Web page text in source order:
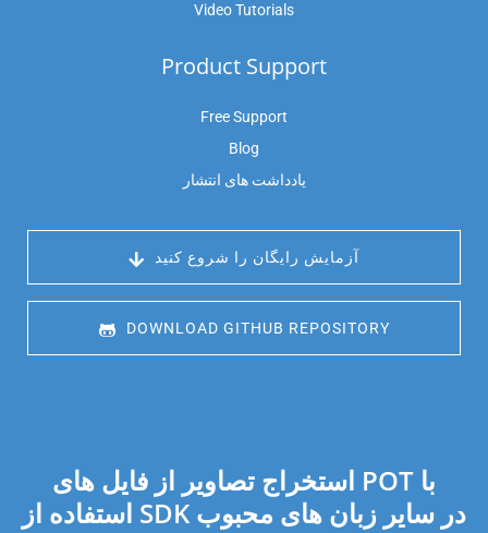
Video Tutorials
Product Support
Free Support
Blog
یادداشت های انتشار
آزمایش رایگان را شروع کنید
DOWNLOAD GITHUB REPOSITORY
استخراج تصاویر از فایل های POT با
استفاده از SDK در سایر زبان های محبوب